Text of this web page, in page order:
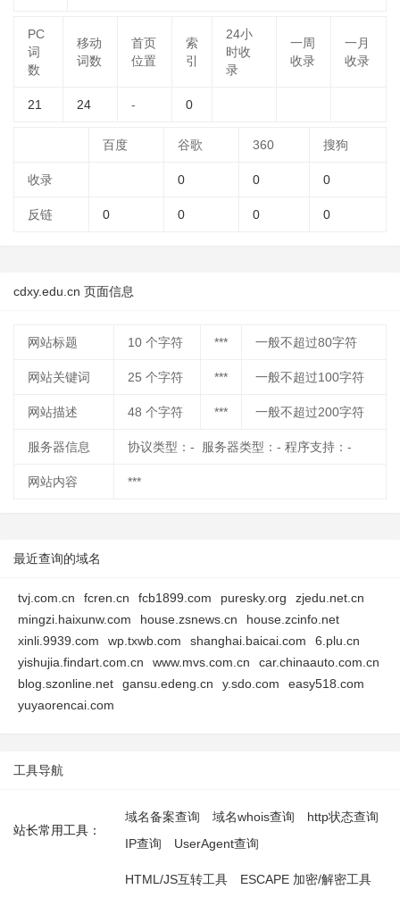
PC
词
数
移动
词数
首页
位置
索
引
24小
时收
录
一周
收录
一月
收录
21 24 - 0
百度 谷歌 360 搜狗
收录 0 0 0
反链 0 0 0 0
cdxy.edu.cn 页面信息
网站标题 10 个字符 *** 一般不超过80字符
网站关键词 25 个字符 *** 一般不超过100字符
网站描述 48 个字符 *** 一般不超过200字符
服务器信息 协议类型：- 服务器类型：- 程序支持：-
网站内容 ***
最近查询的域名
tvj.com.cn fcren.cn fcb1899.com puresky.org
zjedu.net.cn
mingzi.haixunw.com
house.zsnews.cn
house.zcinfo.net
xinli.9939.com
wp.txwb.com shanghai.baicai.com
6.plu.cn
yishujia.findart.com.cn
www.mvs.com.cn
car.chinaauto.com.cn
blog.szonline.net
gansu.edeng.cn y.sdo.com
easy518.com
yuyaorencai.com
工具导航
站长常用工具：
域名备案查询 域名whois查询
http状态查询
IP查询
UserAgent查询
HTML/JS互转工具 ESCAPE 加密/解密工具